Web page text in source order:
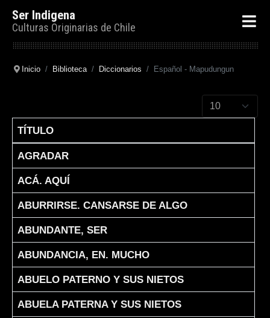
Ser Indigena
Culturas Originarias de Chile
Inicio Biblioteca Diccionarios Español - Mapudungun
Cantidad a
TÍTULO
AGRADAR
ACÁ. AQUÍ
ABURRIRSE. CANSARSE DE ALGO
ABUNDANTE, SER
ABUNDANCIA, EN. MUCHO
ABUELO PATERNO Y SUS NIETOS
ABUELA PATERNA Y SUS NIETOS